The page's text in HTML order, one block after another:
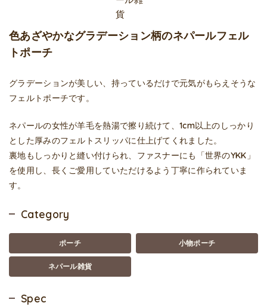
色あざやかなグラデーション柄のネパールフェル
トポーチ
グラデーションが美しい、持っているだけで元気がもらえそうな
フェルトポーチです。
ネパールの女性が羊毛を熱湯で擦り続けて、1cm以上のしっかり
とした厚みのフェルトスリッパに仕上げてくれました。
裏地もしっかりと縫い付けられ、ファスナーにも「世界のYKK」
を使用し、長くご愛用していただけるよう丁寧に作られていま
す。
Category
ポーチ 小物ポーチ
ネパール雑貨
Spec